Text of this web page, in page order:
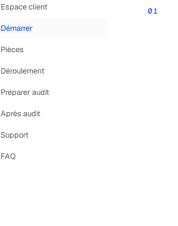
Espace client
Démarrer
Pièces
Déroulement
Préparer audit
Après audit
Support
FAQ
01